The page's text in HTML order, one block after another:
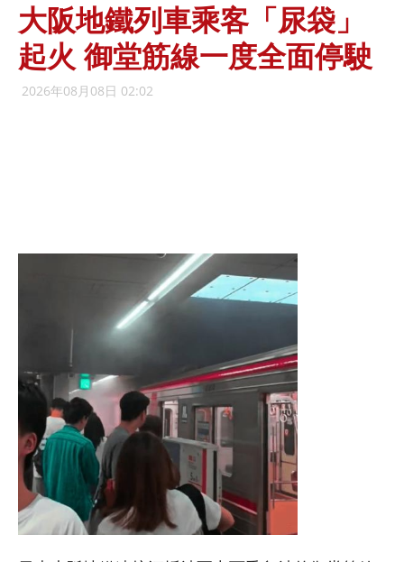
大阪地鐵列車乘客「尿袋」
起火 御堂筋線一度全面停駛
2026年08月08日 02:02